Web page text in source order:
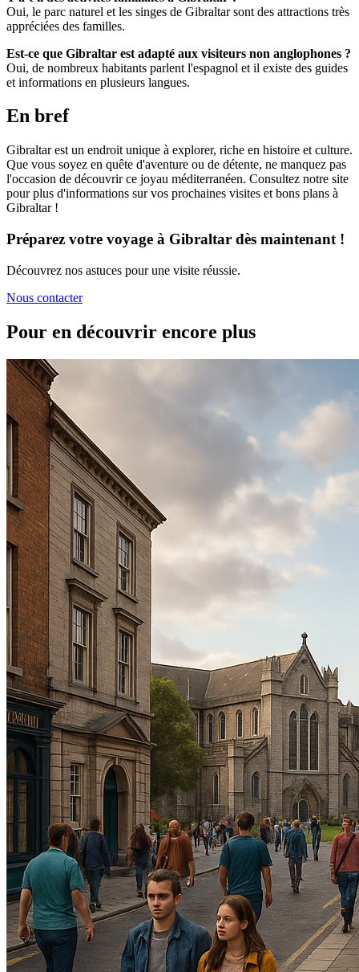
Oui, le parc naturel et les singes de Gibraltar sont des attractions très
appréciées des familles.
Est-ce que Gibraltar est adapté aux visiteurs non anglophones ?
Oui, de nombreux habitants parlent l'espagnol et il existe des guides
et informations en plusieurs langues.
En bref
Gibraltar est un endroit unique à explorer, riche en histoire et culture.
Que vous soyez en quête d'aventure ou de détente, ne manquez pas
l'occasion de découvrir ce joyau méditerranéen. Consultez notre site
pour plus d'informations sur vos prochaines visites et bons plans à
Gibraltar !
Préparez votre voyage à Gibraltar dès maintenant !
Découvrez nos astuces pour une visite réussie.
Nous contacter
Pour en découvrir encore plus